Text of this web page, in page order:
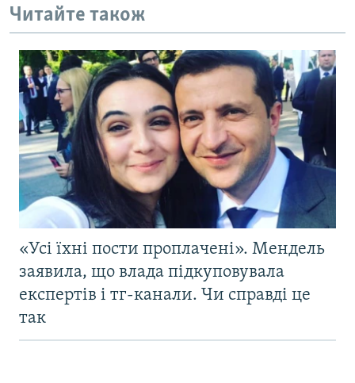
Читайте також
«Усі їхні пости проплачені». Мендель
заявила, що влада підкуповувала
експертів і тг-канали. Чи справді це
так